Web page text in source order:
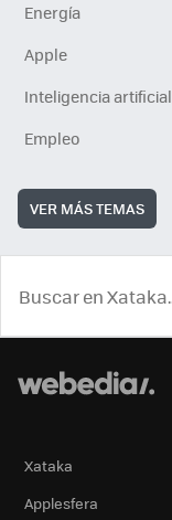
Energía
Apple
Inteligencia artificial
Empleo
VER MÁS TEMAS
Xataka
Applesfera